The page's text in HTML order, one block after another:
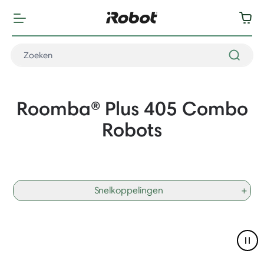
Roomba® Plus 405 Combo
Robots
Snelkoppelingen +